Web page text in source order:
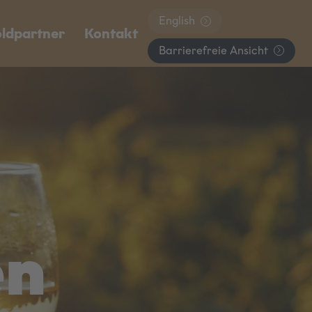
Kontakt
English
Barrierefreie Ansicht